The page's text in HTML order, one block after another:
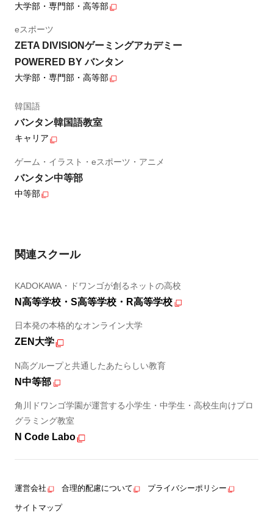
大学部・専門部・高等部
eスポーツ
ZETA DIVISIONゲーミングアカデミー
POWERED BY バンタン
大学部・専門部・高等部
韓国語
バンタン韓国語教室
キャリア
ゲーム・イラスト・eスポーツ・アニメ
バンタン中等部
中等部
関連スクール
KADOKAWA・ドワンゴが創るネットの高校
N高等学校・S高等学校・R高等学校
日本発の本格的なオンライン大学
ZEN大学
N高グループと共通したあたらしい教育
N中等部
角川ドワンゴ学園が運営する小学生・中学生・高校生向けプロ
グラミング教室
N Code Labo
運営会社 合理的配慮について プライバシーポリシー
サイトマップ